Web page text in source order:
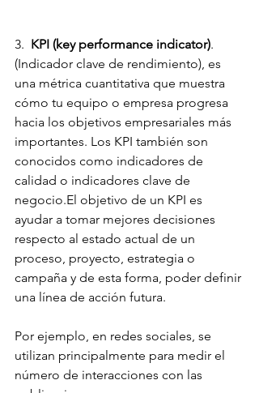
3.
  KPI (key performance indicator)
.
(Indicador clave de rendimiento), es
una métrica cuantitativa que muestra
cómo tu equipo o empresa progresa
hacia los objetivos empresariales más
importantes. Los KPI también son
conocidos como indicadores de
calidad o indicadores clave de
negocio.El objetivo de un KPI es
ayudar a tomar mejores decisiones
respecto al estado actual de un
proceso, proyecto, estrategia o
campaña y de esta forma, poder definir
una línea de acción futura.
Por ejemplo, en redes sociales, se
utilizan principalmente para medir el
número de interacciones con las